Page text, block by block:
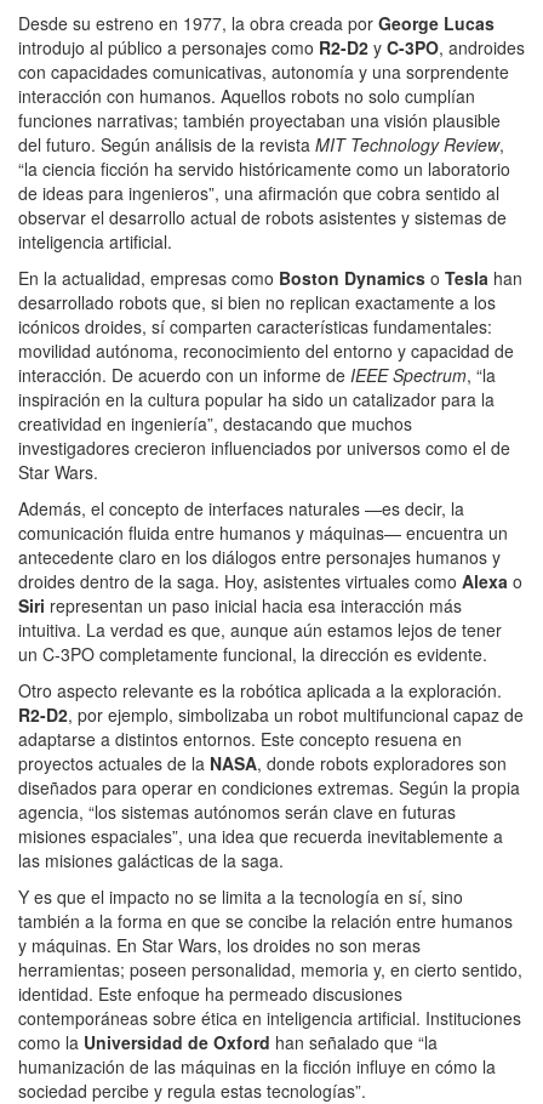
Desde su estreno en 1977, la obra creada por George Lucas
introdujo al público a personajes como R2-D2 y C-3PO, androides
con capacidades comunicativas, autonomía y una sorprendente
interacción con humanos. Aquellos robots no solo cumplían
funciones narrativas; también proyectaban una visión plausible
del futuro. Según análisis de la revista MIT Technology Review,
“la ciencia ficción ha servido históricamente como un laboratorio
de ideas para ingenieros”, una afirmación que cobra sentido al
observar el desarrollo actual de robots asistentes y sistemas de
inteligencia artificial.
En la actualidad, empresas como Boston Dynamics o Tesla han
desarrollado robots que, si bien no replican exactamente a los
icónicos droides, sí comparten características fundamentales:
movilidad autónoma, reconocimiento del entorno y capacidad de
interacción. De acuerdo con un informe de IEEE Spectrum, “la
inspiración en la cultura popular ha sido un catalizador para la
creatividad en ingeniería”, destacando que muchos
investigadores crecieron influenciados por universos como el de
Star Wars.
Además, el concepto de interfaces naturales —es decir, la
comunicación fluida entre humanos y máquinas— encuentra un
antecedente claro en los diálogos entre personajes humanos y
droides dentro de la saga. Hoy, asistentes virtuales como Alexa o
Siri representan un paso inicial hacia esa interacción más
intuitiva. La verdad es que, aunque aún estamos lejos de tener
un C-3PO completamente funcional, la dirección es evidente.
Otro aspecto relevante es la robótica aplicada a la exploración.
R2-D2, por ejemplo, simbolizaba un robot multifuncional capaz de
adaptarse a distintos entornos. Este concepto resuena en
proyectos actuales de la NASA, donde robots exploradores son
diseñados para operar en condiciones extremas. Según la propia
agencia, “los sistemas autónomos serán clave en futuras
misiones espaciales”, una idea que recuerda inevitablemente a
las misiones galácticas de la saga.
Y es que el impacto no se limita a la tecnología en sí, sino
también a la forma en que se concibe la relación entre humanos
y máquinas. En Star Wars, los droides no son meras
herramientas; poseen personalidad, memoria y, en cierto sentido,
identidad. Este enfoque ha permeado discusiones
contemporáneas sobre ética en inteligencia artificial. Instituciones
como la Universidad de Oxford han señalado que “la
humanización de las máquinas en la ficción influye en cómo la
sociedad percibe y regula estas tecnologías”.